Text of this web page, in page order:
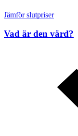
Jämför slutpriser
Vad är den värd?